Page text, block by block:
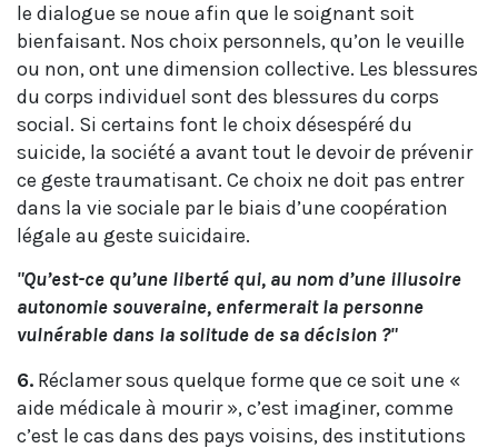
le dialogue se noue afin que le soignant soit
bienfaisant. Nos choix personnels, qu’on le veuille
ou non, ont une dimension collective. Les blessures
du corps individuel sont des blessures du corps
social. Si certains font le choix désespéré du
suicide, la société a avant tout le devoir de prévenir
ce geste traumatisant. Ce choix ne doit pas entrer
dans la vie sociale par le biais d’une coopération
légale au geste suicidaire.
"Qu’est-ce qu’une liberté qui, au nom d’une illusoire
autonomie souveraine, enfermerait la personne
vulnérable dans la solitude de sa décision ?"
6. Réclamer sous quelque forme que ce soit une «
aide médicale à mourir », c’est imaginer, comme
c’est le cas dans des pays voisins, des institutions